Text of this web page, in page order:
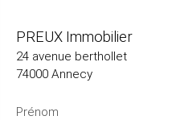
PREUX Immobilier
24 avenue berthollet
74000 Annecy
Prénom